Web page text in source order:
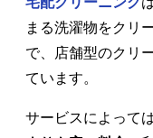
まる洗濯物をクリ
で、店舗型のクリ
ています。
サービスによって